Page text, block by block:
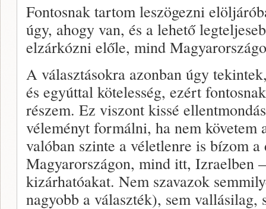
Fontosnak tartom leszögezni
úgy, ahogy van, és a lehető
elzárkózni előle, mind
A választásokra azonban úgy
és egyúttal kötelesség, ezért
részem. Ez viszont kissé
véleményt formálni, ha nem követem
valóban szinte a véletlenre is bízom
Magyarországon, mind itt, Izraelben
kizárhatóakat. Nem szavazok
nagyobb a választék), sem